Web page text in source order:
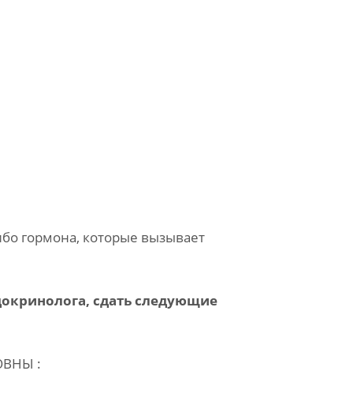
гормона, которые вызывает
сдать следующие
: